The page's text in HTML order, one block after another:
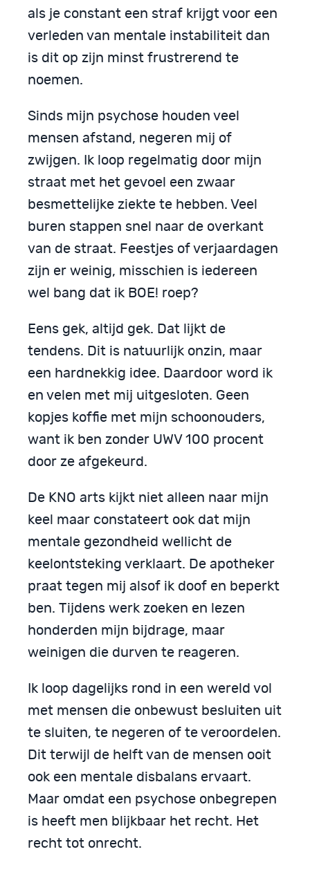
als je constant een straf krijgt voor een
verleden van mentale instabiliteit dan
is dit op zijn minst frustrerend te
noemen.
Sinds mijn psychose houden veel
mensen afstand, negeren mij of
zwijgen. Ik loop regelmatig door mijn
straat met het gevoel een zwaar
besmettelijke ziekte te hebben. Veel
buren stappen snel naar de overkant
van de straat. Feestjes of verjaardagen
zijn er weinig, misschien is iedereen
wel bang dat ik BOE! roep?
Eens gek, altijd gek. Dat lijkt de
tendens. Dit is natuurlijk onzin, maar
een hardnekkig idee. Daardoor word ik
en velen met mij uitgesloten. Geen
kopjes koffie met mijn schoonouders,
want ik ben zonder UWV 100 procent
door ze afgekeurd.
De KNO arts kijkt niet alleen naar mijn
keel maar constateert ook dat mijn
mentale gezondheid wellicht de
keelontsteking verklaart. De apotheker
praat tegen mij alsof ik doof en beperkt
ben. Tijdens werk zoeken en lezen
honderden mijn bijdrage, maar
weinigen die durven te reageren.
Ik loop dagelijks rond in een wereld vol
met mensen die onbewust besluiten uit
te sluiten, te negeren of te veroordelen.
Dit terwijl de helft van de mensen ooit
ook een mentale disbalans ervaart.
Maar omdat een psychose onbegrepen
is heeft men blijkbaar het recht. Het
recht tot onrecht.